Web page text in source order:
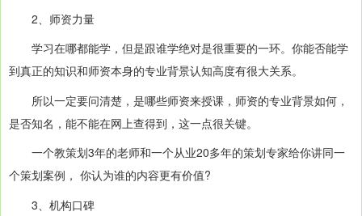
2、师资力量
学习在哪都能学，但是跟谁学绝对是很重要的一环。你能否能学
到真正的知识和师资本身的专业背景认知高度有很大关系。
所以一定要问清楚，是哪些师资来授课，师资的专业背景如何，
是否知名，能不能在网上查得到，这一点很关键。
一个教策划3年的老师和一个从业20多年的策划专家给你讲同一
个策划案例， 你认为谁的内容更有价值?
3、机构口碑